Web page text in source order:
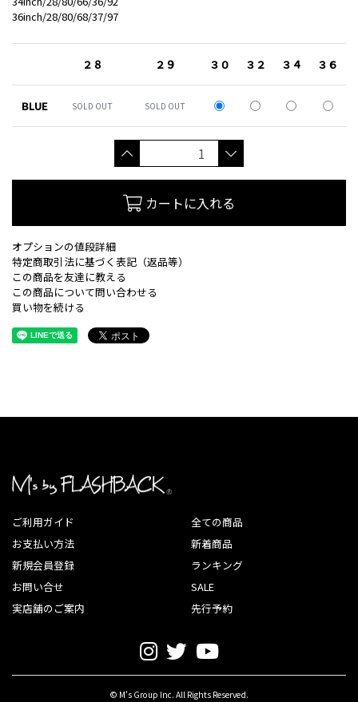
36inch/28/80/68/37/97
２８ ２９ ３０ ３２ ３４ ３６
BLUE SOLD OUT SOLD OUT
カートに入れる
オプションの値段詳細
特定商取引法に基づく表記（返品等）
この商品を友達に教える
この商品について問い合わせる
買い物を続ける
ご利用ガイド
お支払い方法
新規会員登録
お問い合せ
実店舗のご案内
全ての商品
新着商品
ランキング
SALE
先行予約
© M's Group Inc. All Rights Reserved.